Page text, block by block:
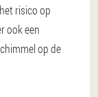
risico op
ook een
op de